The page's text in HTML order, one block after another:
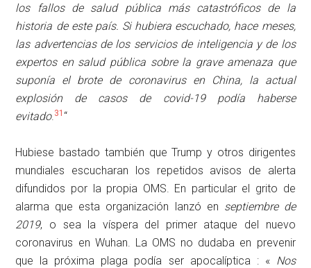
losfallos de salud pública más catastróficos de la
historia de este país. Si hubiera escuchado, hace meses,
las advertencias de los servicios de inteligencia y de los
expertos en salud pública sobre la grave amenaza que
suponía el brote de coronavirus en China, la actual
explosión de casos de covid-19 podía haberse
evitado.31 “
Hubiese bastado también que Trump y otros dirigentes
mundiales escucharan los repetidos avisos de alerta
difundidos por la propia OMS. En particular el grito de
alarma que esta organización lanzó en septiembre de
2019, o sea la víspera del primer ataque del nuevo
coronavirus en Wuhan. La OMS no dudaba en prevenir
que la próxima plaga podía ser apocalíptica : « Nos